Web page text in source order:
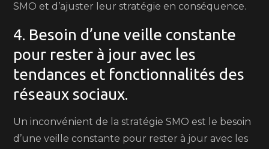
SMO et d’ajuster leur stratégie en conséquence.
4. Besoin d’une veille constante
pour rester à jour avec les
tendances et fonctionnalités des
réseaux sociaux.
Un inconvénient de la stratégie SMO est le besoin
d’une veille constante pour rester à jour avec les